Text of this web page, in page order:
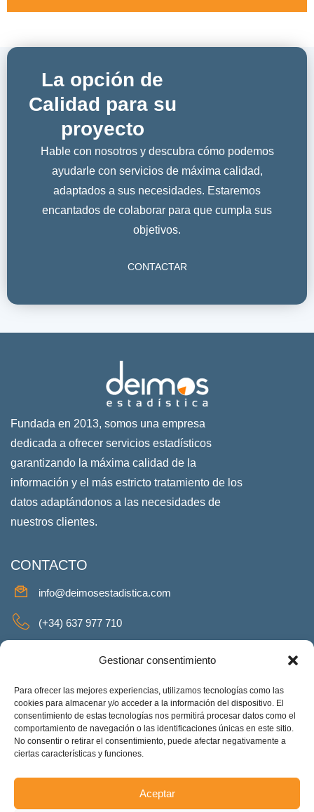
Gestionar consentimiento
Para ofrecer las mejores experiencias, utilizamos tecnologías como las
cookies para almacenar y/o acceder a la información del dispositivo. El
consentimiento de estas tecnologías nos permitirá procesar datos como el
comportamiento de navegación o las identificaciones únicas en este sitio.
No consentir o retirar el consentimiento, puede afectar negativamente a
ciertas características y funciones.
Aceptar
La opción de
Calidad para su
proyecto
Hable con nosotros y descubra cómo podemos
ayudarle con servicios de máxima calidad,
adaptados a sus necesidades. Estaremos
encantados de colaborar para que cumpla sus
objetivos.
CONTACTAR
Fundada en 2013, somos una empresa
dedicada a ofrecer servicios estadísticos
garantizando la máxima calidad de la
información y el más estricto tratamiento de los
datos adaptándonos a las necesidades de
nuestros clientes.
CONTACTO
info@deimosestadistica.com
(+34) 637 977 710
REDES SOCIALES
Facebook Twitter